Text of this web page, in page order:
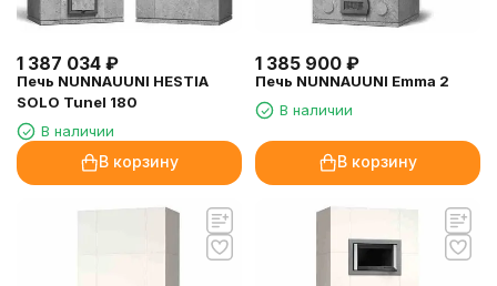
1 387 034 ₽
Печь NUNNAUUNI HESTIA
SOLO Tunel 180
В наличии
В корзину
1 385 900 ₽
Печь NUNNAUUNI Emma 2
В наличии
В корзину